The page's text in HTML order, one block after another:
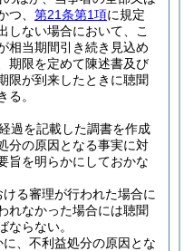
つ、 第21条第1項に規定
しない場合において、こ
相当期間引き続き見込め
期限を定めて陳述書及び
限が到来したときに聴聞
る。
過を記載した調書を作成
分の原因となる事実に対
旨を明らかにしておかな
る審理が行われた場合に
れなかった場合には聴聞
ならない。
、不利益処分の原因とな